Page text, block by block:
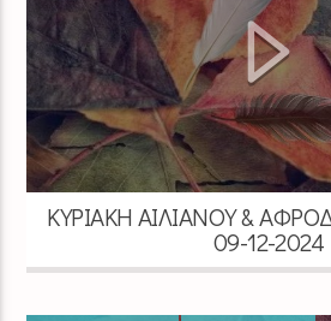
ΚΥΡΙΑΚΉ ΑΙΛΙΑΝΟΎ &
09-12-2024